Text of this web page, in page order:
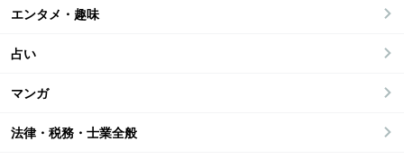
エンタメ・趣味
占い
マンガ
法律・税務・士業全般